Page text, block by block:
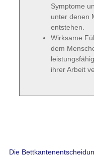
Symptome
unter denen
entstehen.
Wirksame
dem
ihrer Arbeit
Die